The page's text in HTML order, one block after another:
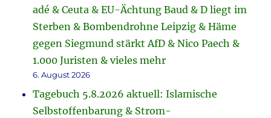
adé & Ceuta & EU-Ächtung Baud & D liegt im
Sterben & Bombendrohne Leipzig & Häme
gegen Siegmund stärkt AfD & Nico Paech &
1.000 Juristen & vieles mehr
6. August 2026
Tagebuch 5.8.2026 aktuell: Islamische
Selbstoffenbarung & Strom-